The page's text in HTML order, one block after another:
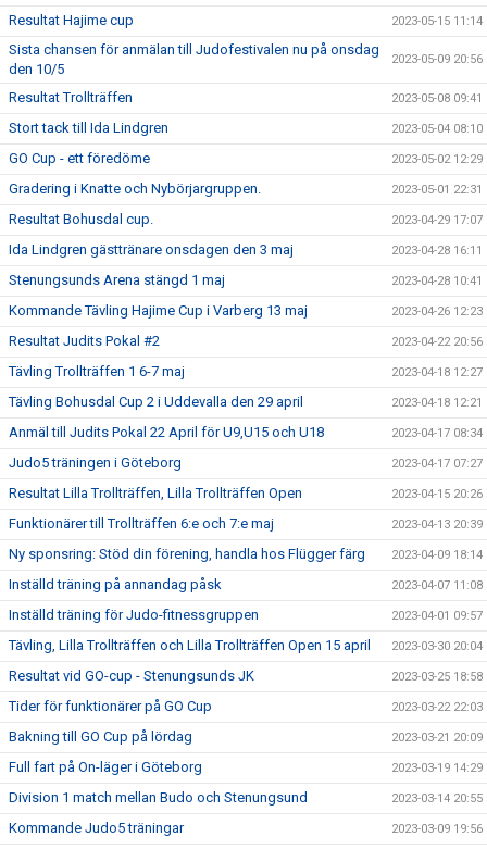
Resultat Hajime cup 2023-05-15 11:14
Sista chansen för anmälan till Judofestivalen nu på onsdag
den 10/5
2023-05-09 20:56
Resultat Trollträffen 2023-05-08 09:41
Stort tack till Ida Lindgren 2023-05-04 08:10
GO Cup - ett föredöme 2023-05-02 12:29
Gradering i Knatte och Nybörjargruppen. 2023-05-01 22:31
Resultat Bohusdal cup. 2023-04-29 17:07
Ida Lindgren gästtränare onsdagen den 3 maj 2023-04-28 16:11
Stenungsunds Arena stängd 1 maj 2023-04-28 10:41
Kommande Tävling Hajime Cup i Varberg 13 maj 2023-04-26 12:23
Resultat Judits Pokal #2 2023-04-22 20:56
Tävling Trollträffen 1 6-7 maj 2023-04-18 12:27
Tävling Bohusdal Cup 2 i Uddevalla den 29 april 2023-04-18 12:21
Anmäl till Judits Pokal 22 April för U9,U15 och U18 2023-04-17 08:34
Judo5 träningen i Göteborg 2023-04-17 07:27
Resultat Lilla Trollträffen, Lilla Trollträffen Open 2023-04-15 20:26
Funktionärer till Trollträffen 6:e och 7:e maj 2023-04-13 20:39
Ny sponsring: Stöd din förening, handla hos Flügger färg 2023-04-09 18:14
Inställd träning på annandag påsk 2023-04-07 11:08
Inställd träning för Judo-fitnessgruppen 2023-04-01 09:57
Tävling, Lilla Trollträffen och Lilla Trollträffen Open 15 april 2023-03-30 20:04
Resultat vid GO-cup - Stenungsunds JK 2023-03-25 18:58
Tider för funktionärer på GO Cup 2023-03-22 22:03
Bakning till GO Cup på lördag 2023-03-21 20:09
Full fart på On-läger i Göteborg 2023-03-19 14:29
Division 1 match mellan Budo och Stenungsund 2023-03-14 20:55
Kommande Judo5 träningar 2023-03-09 19:56